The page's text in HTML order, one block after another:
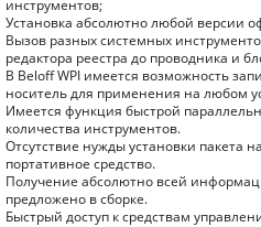
инструментов;
Установка абсолютно любой версии
Вызов разных системных
редактора реестра до проводника и
В Beloff WPI имеется возможность
носитель для применения на любом
Имеется функция быстрой
количества инструментов.
Отсутствие нужды установки пакета
портативное средство.
Получение абсолютно всей
предложено в сборке.
Быстрый доступ к средствам